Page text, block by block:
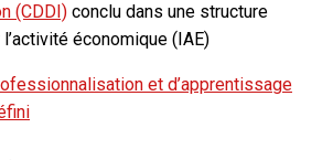
(CDDI) conclu dans une structure
l’activité économique (IAE)
et d’apprentissage